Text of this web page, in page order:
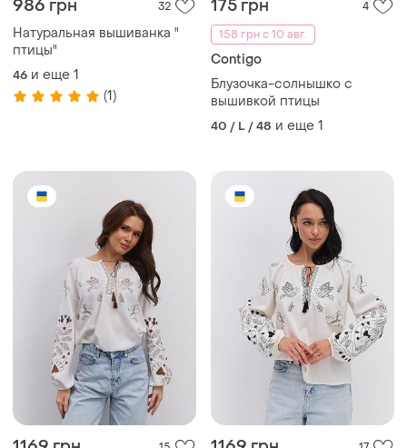
986 грн 32
Натуральная вышиванка "
птицы"
46 и еще 1
(1)
175 грн
4
158 грн с 10 авг.
Contigo
Блузочка-солнышко с
вышивкой птицы
40 / L / 48 и еще 1